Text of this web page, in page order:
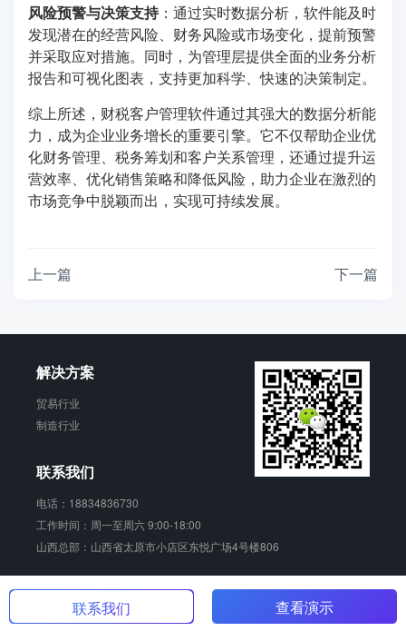
风险预警与决策支持：通过实时数据分析，软件能及时
发现潜在的经营风险、财务风险或市场变化，提前预警
并采取应对措施。同时，为管理层提供全面的业务分析
报告和可视化图表，支持更加科学、快速的决策制定。
综上所述，财税客户管理软件通过其强大的数据分析能
力，成为企业业务增长的重要引擎。它不仅帮助企业优
化财务管理、税务筹划和客户关系管理，还通过提升运
营效率、优化销售策略和降低风险，助力企业在激烈的
市场竞争中脱颖而出，实现可持续发展。
上一篇 下一篇
解决方案
贸易行业
制造行业
联系我们
电话：18834836730
工作时间：周一至周六 9:00-18:00
山西总部：山西省太原市小店区东悦广场4号楼806
销动云 版权所有
联系我们 查看演示